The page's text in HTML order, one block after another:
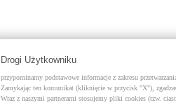
Drogi Użytkowniku
przypominamy podstawowe informacje z zakresu
Zamykając ten komunikat (kliknięcie w przycisk "X"),
Wraz z naszymi partnerami stosujemy pliki cookies (tzw.